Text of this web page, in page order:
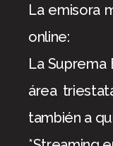
La emisora
online:
La Suprema
área
también a